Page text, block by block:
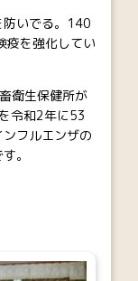
防いでる。140
疫を強化してい
衛生保健所が
令和2年に53
フルエンザの
。